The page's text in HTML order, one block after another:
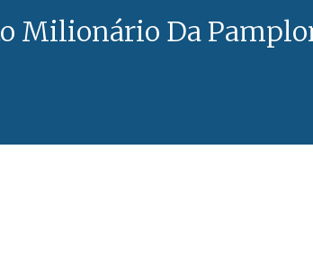
Milionário Da